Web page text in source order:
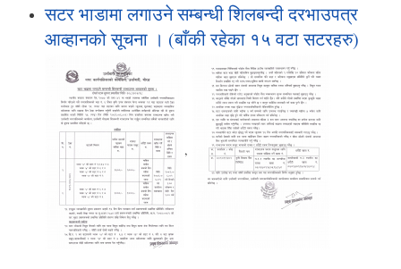
सटर भाडामा लगाउने सम्बन्धी शिलबन्दी दरभाउपत्र
आव्हानको सूचना । (बाँकी रहेका १५ वटा सटरहरु)
,